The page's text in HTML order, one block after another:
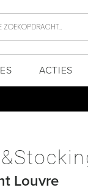
ACTIES
Louvre